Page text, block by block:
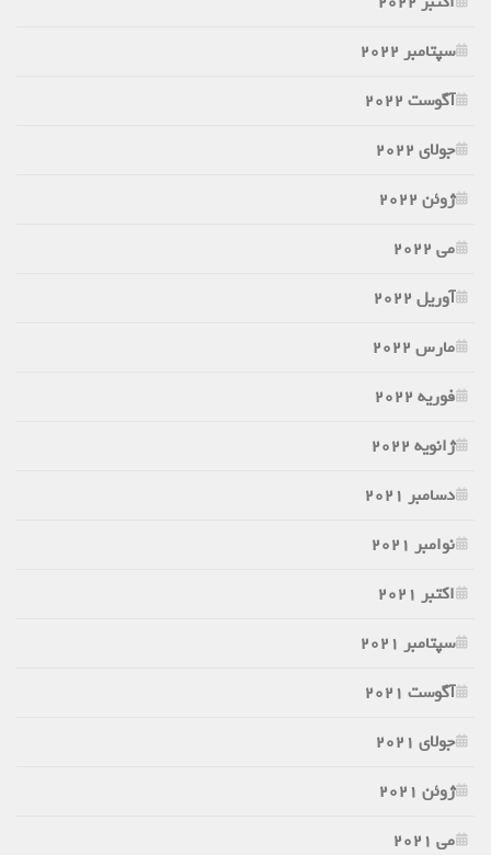
سپتامبر 2022
آگوست 2022
جولای 2022
ژوئن 2022
می 2022
آوریل 2022
مارس 2022
فوریه 2022
ژانویه 2022
دسامبر 2021
نوامبر 2021
اکتبر 2021
سپتامبر 2021
آگوست 2021
جولای 2021
ژوئن 2021
می 2021